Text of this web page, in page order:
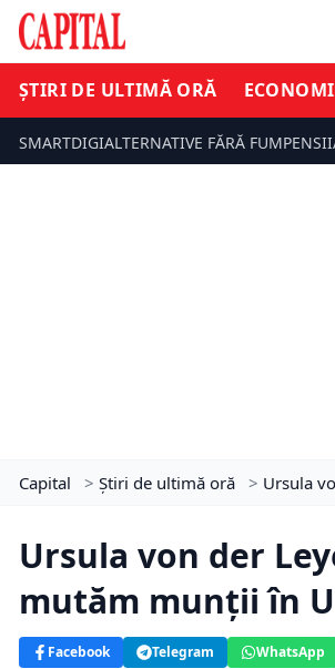
ȘTIRI DE ULTIMĂ ORĂ
SMARTDIGIALTERNATIVE FĂRĂ FUMPENSII
Capital > Știri de ultimă oră > Ursula
Ursula von der
mutăm munții în
Facebook Telegram WhatsApp